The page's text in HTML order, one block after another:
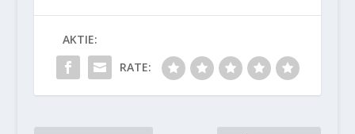
AKTIE:
RATE: